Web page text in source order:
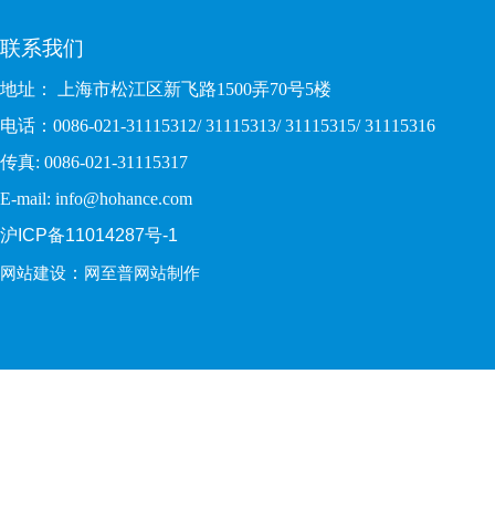
联系我们
地址： 上海市松江区新飞路1500弄70号5楼
电话：0086-021-31115312/ 31115313/ 31115315/ 31115316
传真: 0086-021-31115317
E-mail: info@hohance.com
沪ICP备11014287号-1
网站建设 ： 网至普网站制作